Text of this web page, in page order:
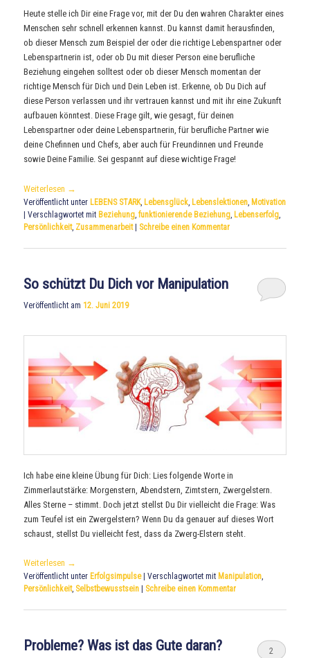
Heute stelle ich Dir eine Frage vor, mit der Du den wahren Charakter eines
Menschen sehr schnell erkennen kannst. Du kannst damit herausfinden,
ob dieser Mensch zum Beispiel der oder die richtige Lebenspartner oder
Lebenspartnerin ist, oder ob Du mit dieser Person eine berufliche
Beziehung eingehen solltest oder ob dieser Mensch momentan der
richtige Mensch für Dich und Dein Leben ist. Erkenne, ob Du Dich auf
diese Person verlassen und ihr vertrauen kannst und mit ihr eine Zukunft
aufbauen könntest. Diese Frage gilt, wie gesagt, für deinen
Lebenspartner oder deine Lebenspartnerin, für berufliche Partner wie
deine Chefinnen und Chefs, aber auch für Freundinnen und Freunde
sowie Deine Familie. Sei gespannt auf diese wichtige Frage!
Weiterlesen →
Veröffentlicht unter LEBENS STARK, Lebensglück Lebenslektionen Motivation
|Verschlagwortet mit Beziehung ,funktionierende Beziehung Lebenserfolg
Persönlichkeit, Zusammenarbeit | Schreibe einen Kommentar
So schützt Du Dich vor Manipulation
Veröffentlicht am12. Juni 2019
Ich habe eine kleine Übung für Dich: Lies folgende Worte in
Zimmerlautstärke: Morgenstern, Abendstern, Zimtstern, Zwergelstern.
Alles Sterne – stimmt. Doch jetzt stellst Du Dir vielleicht die Frage: Was
zum Teufel ist ein Zwergelstern? Wenn Du da genauer auf dieses Wort
schaust, stellst Du vielleicht fest, dass da Zwerg-Elstern steht.
Weiterlesen →
Veröffentlicht unter Erfolgsimpulse |Verschlagwortet mit Manipulation,
Persönlichkeit, Selbstbewusstsein Schreibe einen Kommentar
Probleme? Was ist das Gute daran? 2